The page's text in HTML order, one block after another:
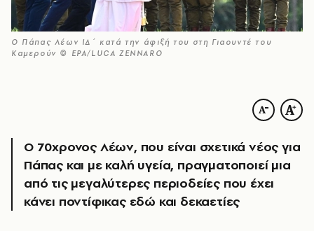
Ο Πάπας Λέων ΙΔ΄ κατά την άφιξή του στη Γιαουντέ του
Καμερούν © ΕΡΑ/LUCA ZENNARO
Ο 70χρονος Λέων, που είναι σχετικά νέος για
Πάπας και με καλή υγεία, πραγματοποιεί μια
από τις μεγαλύτερες περιοδείες που έχει
κάνει ποντίφικας εδώ και δεκαετίες